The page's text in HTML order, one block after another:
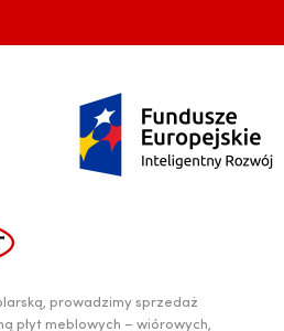
prowadzimy sprzedaż
płyt meblowych – wiórowych,